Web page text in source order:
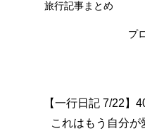
旅行記事まとめ
プ
【一行日記 7/22】
これはもう自分